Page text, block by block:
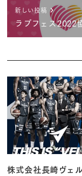
新しい投稿
ラブフェス2022
株式会社長崎ヴェ